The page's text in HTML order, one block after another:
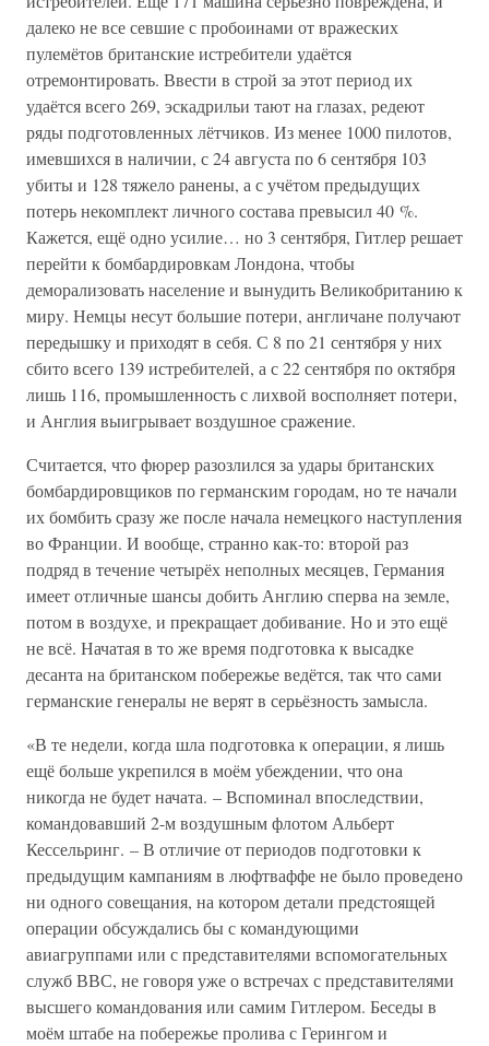
далеко не все севшие с пробоинами от вражеских
пулемётов британские истребители удаётся
отремонтировать. Ввести в строй за этот период их
удаётся всего 269, эскадрильи тают на глазах, редеют
ряды подготовленных лётчиков. Из менее 1000 пилотов,
имевшихся в наличии, с 24 августа по 6 сентября 103
убиты и 128 тяжело ранены, а с учётом предыдущих
потерь некомплект личного состава превысил 40 %.
Кажется, ещё одно усилие… но 3 сентября, Гитлер решает
перейти к бомбардировкам Лондона, чтобы
деморализовать население и вынудить Великобританию к
миру. Немцы несут большие потери, англичане получают
передышку и приходят в себя. С 8 по 21 сентября у них
сбито всего 139 истребителей, а с 22 сентября по октября
лишь 116, промышленность с лихвой восполняет потери,
и Англия выигрывает воздушное сражение.
Считается, что фюрер разозлился за удары британских
бомбардировщиков по германским городам, но те начали
их бомбить сразу же после начала немецкого наступления
во Франции. И вообще, странно как-то: второй раз
подряд в течение четырёх неполных месяцев, Германия
имеет отличные шансы добить Англию сперва на земле,
потом в воздухе, и прекращает добивание. Но и это ещё
не всё. Начатая в то же время подготовка к высадке
десанта на британском побережье ведётся, так что сами
германские генералы не верят в серьёзность замысла.
«В те недели, когда шла подготовка к операции, я лишь
ещё больше укрепился в моём убеждении, что она
никогда не будет начата. – Вспоминал впоследствии,
командовавший 2-м воздушным флотом Альберт
Кессельринг. – В отличие от периодов подготовки к
предыдущим кампаниям в люфтваффе не было проведено
ни одного совещания, на котором детали предстоящей
операции обсуждались бы с командующими
авиагруппами или с представителями вспомогательных
служб ВВС, не говоря уже о встречах с представителями
высшего командования или самим Гитлером. Беседы в
моём штабе на побережье пролива с Герингом и